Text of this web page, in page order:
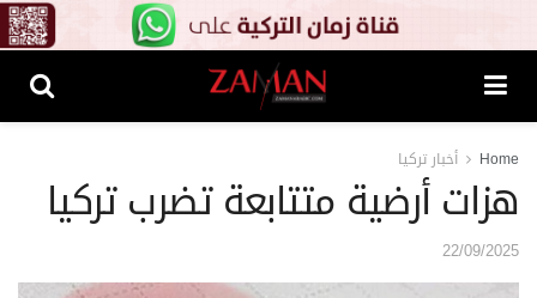
Home أخبار تركيا
هزات أرضية متتابعة تضرب تركيا
22/09/2025